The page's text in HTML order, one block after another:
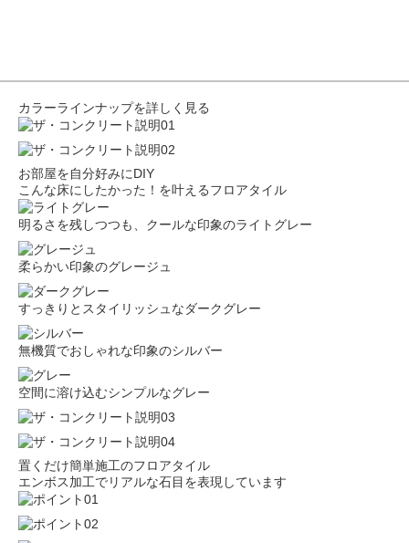
カラーラインナップを詳しく見る
お部屋を自分好みにDIY
こんな床にしたかった！を叶えるフロアタイル
明るさを残しつつも、クールな印象のライトグレー
柔らかい印象のグレージュ
すっきりとスタイリッシュなダークグレー
無機質でおしゃれな印象のシルバー
空間に溶け込むシンプルなグレー
置くだけ簡単施工のフロアタイル
エンボス加工でリアルな石目を表現しています